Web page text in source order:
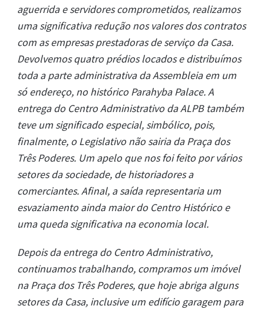
aguerrida e servidores comprometidos, realizamos
uma significativa redução nos valores dos contratos
com as empresas prestadoras de serviço da Casa.
Devolvemos quatro prédios locados e distribuímos
toda a parte administrativa da Assembleia em um
só endereço, no histórico Parahyba Palace. A
entrega do Centro Administrativo da ALPB também
teve um significado especial, simbólico, pois,
finalmente, o Legislativo não sairia da Praça dos
Três Poderes. Um apelo que nos foi feito por vários
setores da sociedade, de historiadores a
comerciantes. Afinal, a saída representaria um
esvaziamento ainda maior do Centro Histórico e
uma queda significativa na economia local.
Depois da entrega do Centro Administrativo,
continuamos trabalhando, compramos um imóvel
na Praça dos Três Poderes, que hoje abriga alguns
setores da Casa, inclusive um edifício garagem para